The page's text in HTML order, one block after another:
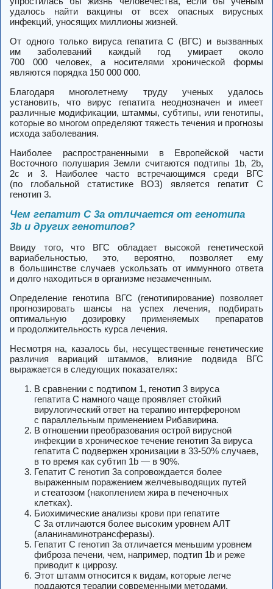
удалось найти вакцины от всех опасных вирусных
инфекций, уносящих миллионы жизней.
От одного только вируса гепатита C (ВГС) и вызванных
им заболеваний каждый год умирает около
700 000 человек, а носителями хронической формы
являются порядка 150 000 000.
Благодаря многолетнему труду ученых удалось
установить, что вирус гепатита неоднозначен и имеет
различные модификации, штаммы, субтипы, или генотипы,
которые во многом определяют тяжесть течения и прогнозы
исхода заболевания.
Наиболее распространенными в Европейской части
Восточного полушария Земли считаются подтипы 1b, 2b,
2c и 3. Наиболее часто встречающимся среди ВГС
(по глобальной статистике ВОЗ) является гепатит C
генотип 3.
Чем гепатит C 3a отличается от генотипа
3b и других генотипов?
Ввиду того, что ВГС обладает высокой генетической
вариабельностью, это, вероятно, позволяет ему
в большинстве случаев ускользать от иммунного ответа
и долго находиться в организме незамеченным.
Определение генотипа ВГС (генотипирование) позволяет
прогнозировать шансы на успех лечения, подбирать
оптимальную дозировку применяемых препаратов
и продолжительность курса лечения.
Несмотря на, казалось бы, несущественные генетические
различия вариаций штаммов, влияние подвида ВГС
выражается в следующих показателях:
В сравнении с подтипом 1, генотип 3 вируса
гепатита C намного чаще проявляет стойкий
вирулогический ответ на терапию интерфероном
с параллельным применением Рибавирина.
В отношении преобразования острой вирусной
инфекции в хроническое течение генотип 3а вируса
гепатита С подвержен хронизации в 33-50% случаев,
в то время как субтип 1b — в 90%.
Гепатит C генотип 3а сопровождается более
выраженным поражением желчевыводящих путей
и стеатозом (накоплением жира в печеночных
клетках).
Биохимические анализы крови при гепатите
C 3a отличаются более высоким уровнем АЛТ
(аланинаминотрансферазы).
Гепатит C генотип 3a отличается меньшим уровнем
фиброза печени, чем, например, подтип 1b и реже
приводит к циррозу.
Этот штамм относится к видам, которые легче
поддаются терапии современными методами.